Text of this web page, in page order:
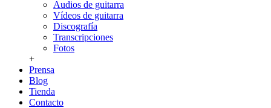
Audios de guitarra
Vídeos de guitarra
Discografía
Transcripciones
Fotos
+
Prensa
Blog
Tienda
Contacto